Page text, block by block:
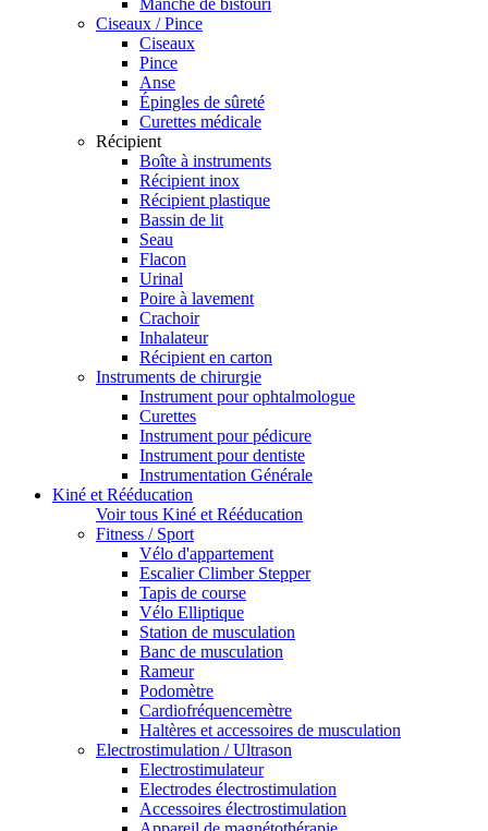
Manche de bistouri
Ciseaux / Pince
Ciseaux
Pince
Anse
Épingles de sûreté
Curettes médicale
Récipient
Boîte à instruments
Récipient inox
Récipient plastique
Bassin de lit
Seau
Flacon
Urinal
Poire à lavement
Crachoir
Inhalateur
Récipient en carton
Instruments de chirurgie
Instrument pour ophtalmologue
Curettes
Instrument pour pédicure
Instrument pour dentiste
Instrumentation Générale
Kiné et Rééducation
Voir tous Kiné et Rééducation
Fitness / Sport
Vélo d'appartement
Escalier Climber Stepper
Tapis de course
Vélo Elliptique
Station de musculation
Banc de musculation
Rameur
Podomètre
Cardiofréquencemètre
Haltères et accessoires de musculation
Electrostimulation / Ultrason
Electrostimulateur
Electrodes électrostimulation
Accessoires électrostimulation